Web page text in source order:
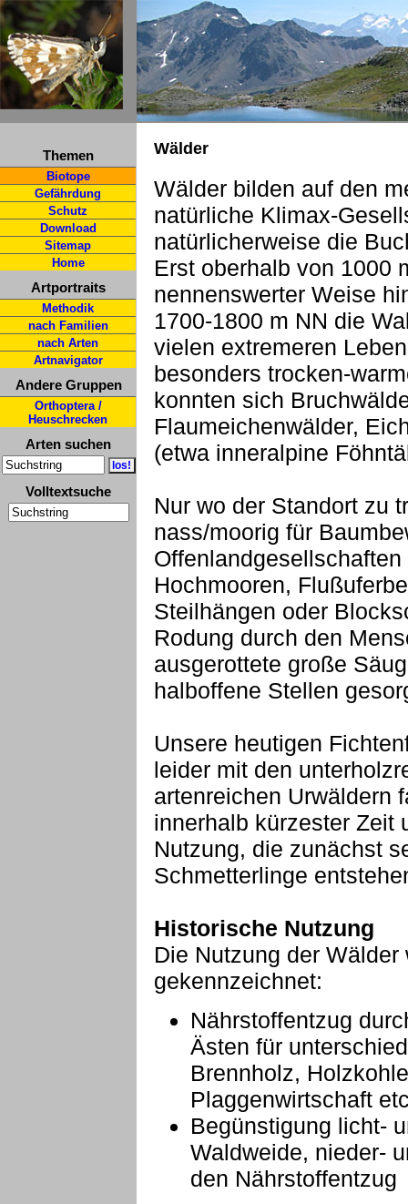
Themen
Biotope
Gefährdung
Schutz
Download
Sitemap
Home
Artportraits
Methodik
nach Familien
nach Arten
Artnavigator
Andere Gruppen
Orthoptera /
Heuschrecken
Arten suchen
Volltextsuche
Wälder
Wälder bilden auf den
natürliche Klimax-
natürlicherweise die
Erst oberhalb von 1000
nennenswerter Weise
1700-1800 m NN die
vielen extremeren
besonders trocken-
konnten sich
Flaumeichenwälder,
(etwa inneralpine
Nur wo der Standort zu
nass/moorig für
Hochmooren,
Steilhängen oder
Rodung durch den
ausgerottete große
halboffene Stellen
Unsere heutigen
leider mit den
artenreichen Urwäldern
innerhalb kürzester Zeit
Nutzung, die zunächst
Schmetterlinge
Historische Nutzung
Die Nutzung der
gekennzeichnet:
Nährstoffentzug
Ästen für
Brennholz,
Plaggenwirtschaft
Begünstigung licht-
Waldweide, nieder-
den Nährstoffentzug